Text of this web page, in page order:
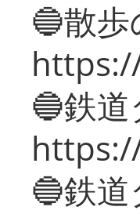
🔵散歩
🔵鉄
🔵鉄